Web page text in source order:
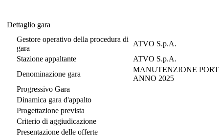
Dettaglio gara
Gestore operativo della procedura di
gara
ATVO S.p.A.
Stazione appaltante
ATVO S.p.A.
Denominazione gara
MANUTENZIONE
ANNO 2025
Progressivo Gara
Dinamica gara d'appalto
Progettazione prevista
Criterio di aggiudicazione
Presentazione delle offerte